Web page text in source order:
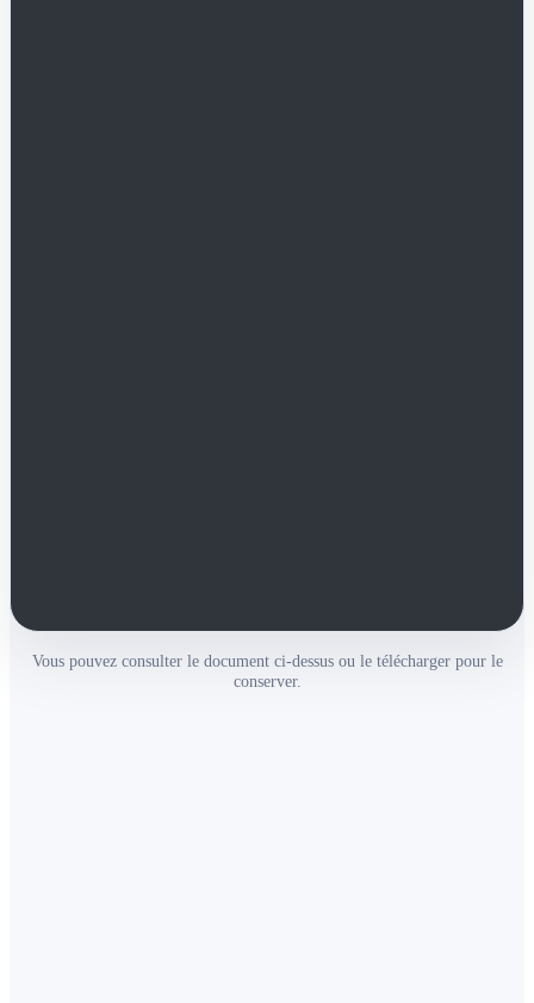
Vous pouvez consulter le document ci-dessus ou le télécharger pour le
conserver.